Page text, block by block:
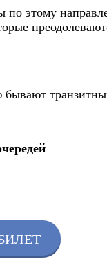
этому
бывают